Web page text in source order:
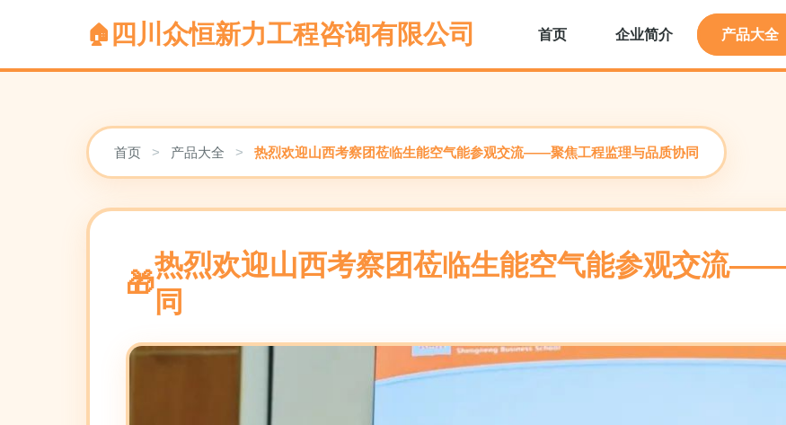
四川众恒新力工程咨询有限公司 首页 企业简介 产品大全
首页 > 产品大全 > 热烈欢迎山西考察团莅临生能空气能参观交流——聚焦工程监理与品质协同
热烈欢迎山西考察团莅临生能空气能参观交流
同